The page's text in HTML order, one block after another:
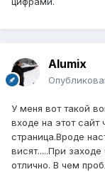
Alumix
У меня вот такой
входе на этот сайт
страница.Вроде
висят.....При
отлично. В чем